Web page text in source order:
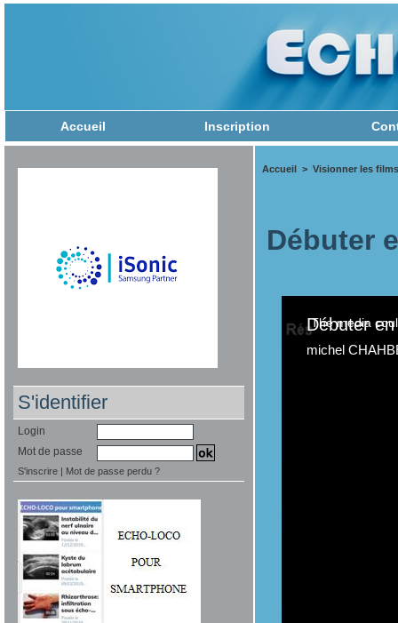
Accueil Inscription
S'identifier
Login
Mot de passe
S'inscrire | Mot de passe perdu ?
Accueil > Visionner les
Débuter